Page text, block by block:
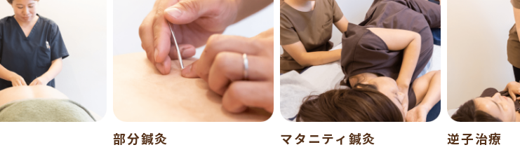
マタニティ鍼灸 逆子治療 スポーツ鍼